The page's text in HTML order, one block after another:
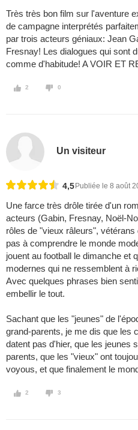
Très très bon film sur l'aventure
de campagne interprétés
par trois acteurs géniaux: Jean
Fresnay! Les dialogues qui sont
comme d'habitude! A VOIR ET
2 0
Un visiteur
4,5 Publiée le 8 août
Une farce très drôle tirée d'un
acteurs (Gabin, Fresnay, Noël-
rôles de "vieux râleurs",
pas à comprendre le monde
jouent au football le dimanche et
modernes qui ne ressemblent à
Avec quelques phrases bien
embellir le tout.
Sachant que les "jeunes" de
grand-parents, je me dis que les
datent pas d'hier, que les jeunes
parents, que les "vieux" ont
voyous, et que finalement le
2 3